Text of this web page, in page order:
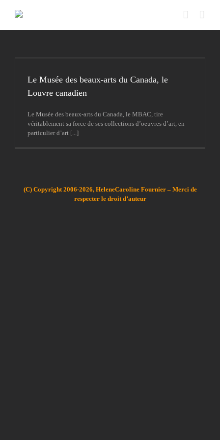
Le Musée des beaux-arts du Canada, le
Louvre canadien
Le Musée des beaux-arts du Canada, le MBAC, tire
véritablement sa force de ses collections d’oeuvres d’art, en
particulier d’art [...]
(C) Copyright 2006-2026, HeleneCaroline Fournier – Merci de
respecter le droit d’auteur